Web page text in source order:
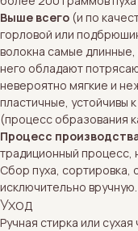
Выше всего (и по
горловой или
волокна самые длинные,
него обладают
невероятно мягкие и
пластичные, устойчивы
(процесс образования
Процесс
традиционный процесс,
Сбор пуха, сортировка,
исключительно вручную.
Уход
Ручная стирка или сухая